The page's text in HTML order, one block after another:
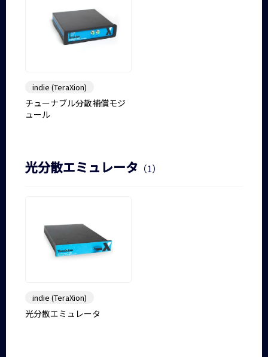
indie (TeraXion)
チューナブル分散補償モジ
ュール
光分散エミュレータ （1）
indie (TeraXion)
光分散エミュレータ